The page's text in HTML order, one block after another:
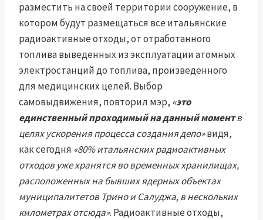
разместить на своей территории сооружение, в
котором будут размещаться все итальянские
радиоактивные отходы, от отработанного
топлива выведенных из эксплуатации атомных
электростанций до топлива, произведенного
для медицинских целей. Выбор
самовыдвижения, повторил мэр, «это
единственный проходимый на данный моментв
целях ускорения процесса создания депо»видя,
как сегодня «80% итальянских радиоактивных
отходов уже хранятся во временных хранилищах,
расположенных на бывших ядерных объектах
муниципалитетов Трино и Салуджа, в нескольких
километрах отсюда». Радиоактивные отходы,